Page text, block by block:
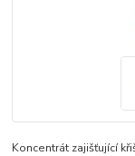
Koncentrát zajišťující